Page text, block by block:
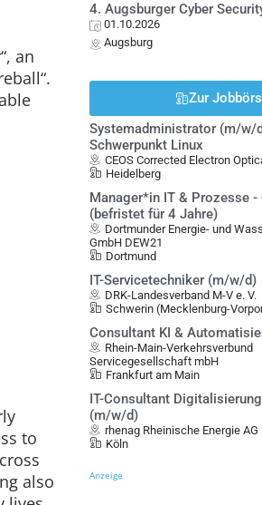
an
to
also
4. Augsburger Cyber
01.10.2026
Augsburg
Zur
Systemadministrator (m/w/
Schwerpunkt Linux
CEOS Corrected Electron
Heidelberg
Manager*in IT & Prozesse -
(befristet für 4 Jahre)
Dortmunder Energie- und
GmbH DEW21
Dortmund
IT-Servicetechniker (m/w/d)
DRK-Landesverband M-V e. V.
Schwerin (Mecklenburg-
Consultant KI &
Rhein-Main-Verkehrsverbund
Servicegesellschaft mbH
Frankfurt am Main
IT-Consultant
(m/w/d)
rhenag Rheinische Energie AG
Köln
Anzeige